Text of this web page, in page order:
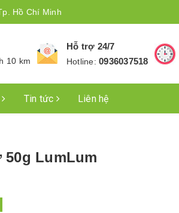
Hồ Chí Minh
10 km
Hỗ trợ 24/7
Hotline:0936037518
Tin tức Liên hệ
LumLum